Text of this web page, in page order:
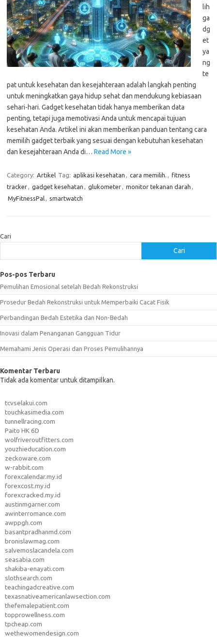
lih
ga
dg
et
ya
ng
te
pat untuk kesehatan dan kesejahteraan adalah langkah penting
untuk meningkatkan gaya hidup sehat dan mendukung kebiasaan
sehari-hari. Gadget kesehatan tidak hanya memberikan data
penting, tetapi juga memotivasi Anda untuk mencapai tujuan
kesehatan Anda. Artikel ini akan memberikan panduan tentang cara
memilih gadget terbaik yang sesuai dengan kebutuhan kesehatan
dan kesejahteraan Anda di… Read More »
Category: Artikel Tag: aplikasi kesehatan , cara memilih. , fitness
tracker, gadget kesehatan , glukometer, monitor tekanan darah ,
MyFitnessPal, smartwatch
Cari
Cari
Pos-pos Terbaru
Pemulihan Emosional setelah Bedah Rekonstruksi
Prosedur Bedah Rekonstruksi untuk Memperbaiki Cacat Fisik
Perbandingan Bedah Estetika dan Non-Bedah
Inovasi dalam Penanganan Gangguan Tidur
Memahami Jenis Operasi dan Proses Pemulihannya
Komentar Terbaru
Tidak ada komentar untuk ditampilkan.
tcvselakui.com
touchkasimedia.com
tunnellracing.com
Paito HK 6D
wolfriveroutfitters.com
youzhieducation.com
zeckoware.com
w-rabbit.com
forexcalendar.my.id
forexcost.my.id
forexcracked.my.id
austinmgarner.com
awinterromance.com
awppgh.com
basantpradhanmd.com
bronislawmag.com
salvemoslacandela.com
seasabia.com
shakiba-enayati.com
slothsearch.com
teachingadcreative.com
texasnativeamericanlawsection.com
thefemalepatient.com
topprowellness.com
tpcheap.com
wethewomendesign.com